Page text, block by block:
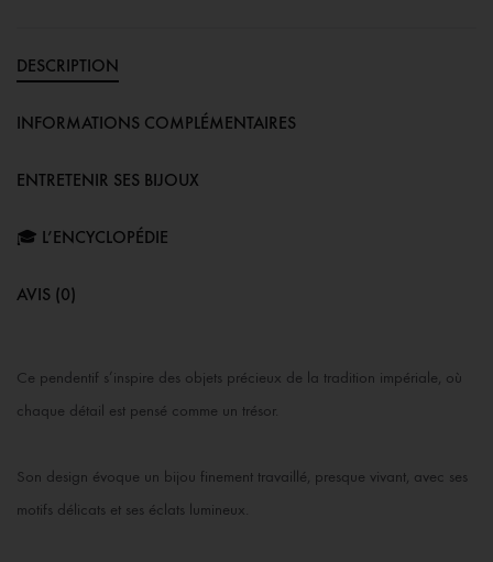
DESCRIPTION
INFORMATIONS COMPLÉMENTAIRES
ENTRETENIR SES BIJOUX
🎓 L’ENCYCLOPÉDIE
AVIS (0)
Ce pendentif s’inspire des objets précieux de la tradition impériale, où
chaque détail est pensé comme un trésor.
Son design évoque un bijou finement travaillé, presque vivant, avec ses
motifs délicats et ses éclats lumineux.